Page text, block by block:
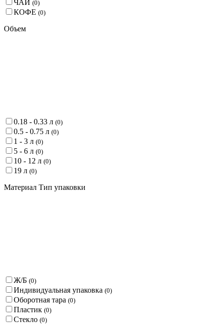
ЧАЙ (0)
КОФЕ (0)
Объем
0.18 - 0.33 л (0)
0.5 - 0.75 л (0)
1 - 3 л (0)
5 - 6 л (0)
10 - 12 л (0)
19 л (0)
Материал Тип упаковки
Ж/Б (0)
Индивидуальная упаковка (0)
Оборотная тара (0)
Пластик (0)
Стекло (0)